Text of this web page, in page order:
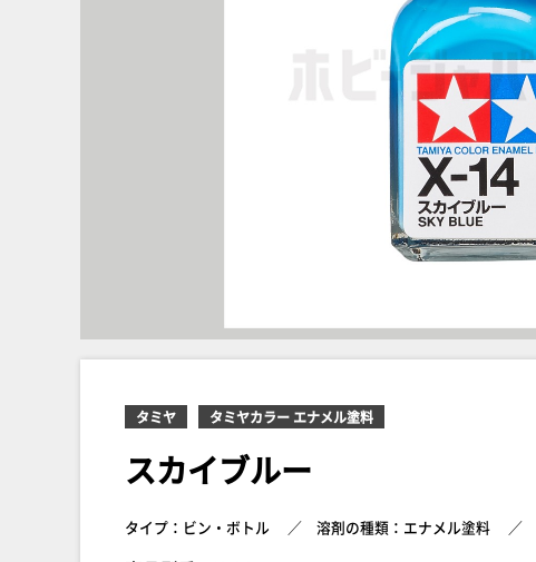
タミヤ タミヤカラー エナメル塗料
スカイブルー
タイプ：ビン・ボトル 溶剤の種類：エナメル塗料